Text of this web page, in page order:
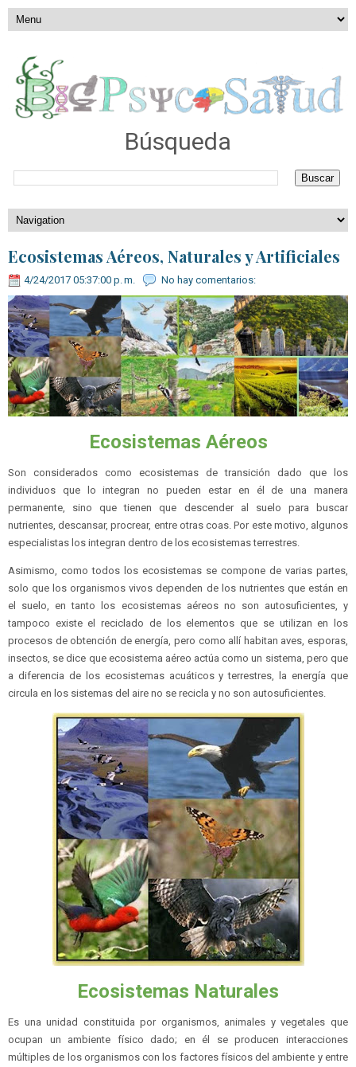
Búsqueda
Ecosistemas Aéreos, Naturales y Artificiales
4/24/2017 05:37:00 p. m. No hay comentarios:
Ecosistemas Aéreos
Son considerados como ecosistemas de transición dado que los
individuos que lo integran no pueden estar en él de una manera
permanente, sino que tienen que descender al suelo para buscar
nutrientes, descansar, procrear, entre otras coas. Por este motivo, algunos
especialistas los integran dentro de los ecosistemas terrestres.
Asimismo, como todos los ecosistemas se compone de varias partes,
solo que los organismos vivos dependen de los nutrientes que están en
el suelo, en tanto los ecosistemas aéreos no son autosuficientes, y
tampoco existe el reciclado de los elementos que se utilizan en los
procesos de obtención de energía, pero como allí habitan aves, esporas,
insectos, se dice que ecosistema aéreo actúa como un sistema, pero que
a diferencia de los ecosistemas acuáticos y terrestres, la energía que
circula en los sistemas del aire no se recicla y no son autosuficientes.
Ecosistemas Naturales
Es una unidad constituida por organismos, animales y vegetales que
ocupan un ambiente físico dado; en él se producen interacciones
múltiples de los organismos con los factores físicos del ambiente y entre